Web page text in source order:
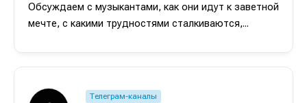
Обсуждаем с музыкантами, как они идут к заветной
мечте, с какими трудностями сталкиваются,...
Телеграм-каналы